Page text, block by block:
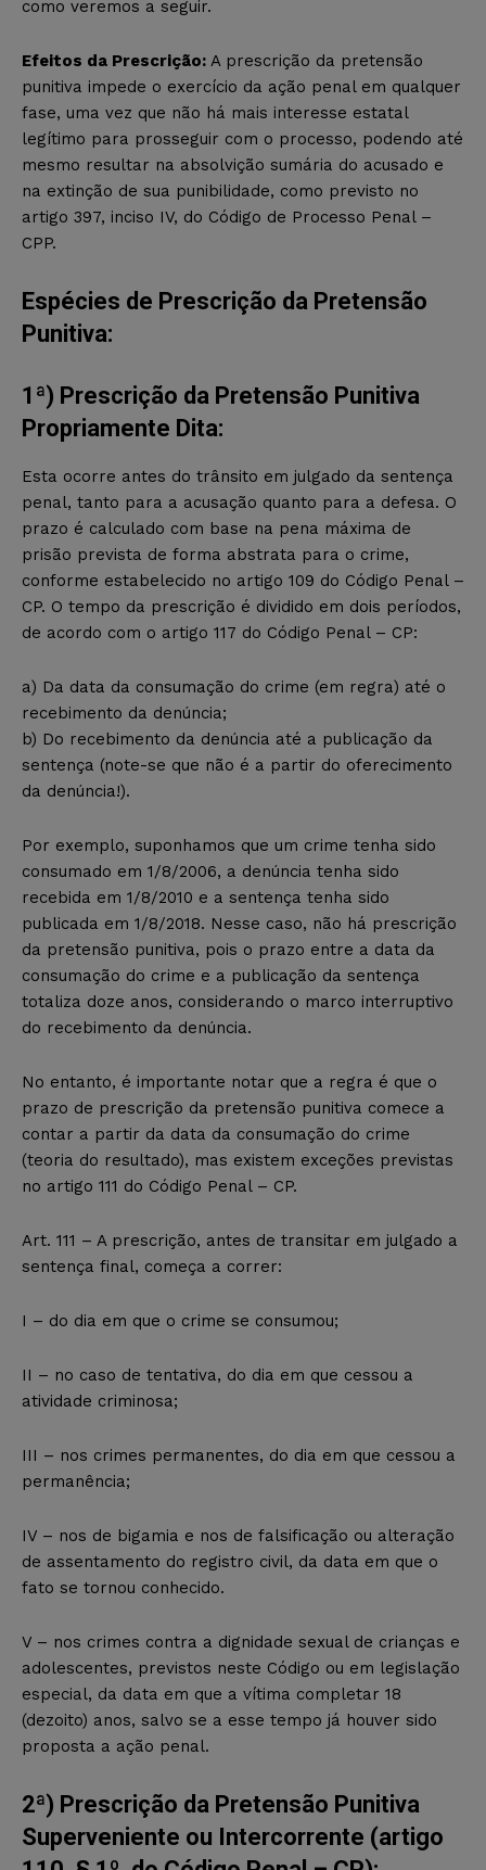
como veremos a seguir.
Efeitos da Prescrição: A prescrição da pretensão
punitiva impede o exercício da ação penal em qualquer
fase, uma vez que não há mais interesse estatal
legítimo para prosseguir com o processo, podendo até
mesmo resultar na absolvição sumária do acusado e
na extinção de sua punibilidade, como previsto no
artigo 397, inciso IV, do Código de Processo Penal –
CPP.
Espécies de Prescrição da Pretensão
Punitiva:
1ª) Prescrição da Pretensão Punitiva
Propriamente Dita:
Esta ocorre antes do trânsito em julgado da sentença
penal, tanto para a acusação quanto para a defesa. O
prazo é calculado com base na pena máxima de
prisão prevista de forma abstrata para o crime,
conforme estabelecido no artigo 109 do Código Penal –
CP. O tempo da prescrição é dividido em dois períodos,
de acordo com o artigo 117 do Código Penal – CP:
a) Da data da consumação do crime (em regra) até o
recebimento da denúncia;
b) Do recebimento da denúncia até a publicação da
sentença (note-se que não é a partir do oferecimento
da denúncia!).
Por exemplo, suponhamos que um crime tenha sido
consumado em 1/8/2006, a denúncia tenha sido
recebida em 1/8/2010 e a sentença tenha sido
publicada em 1/8/2018. Nesse caso, não há prescrição
da pretensão punitiva, pois o prazo entre a data da
consumação do crime e a publicação da sentença
totaliza doze anos, considerando o marco interruptivo
do recebimento da denúncia.
No entanto, é importante notar que a regra é que o
prazo de prescrição da pretensão punitiva comece a
contar a partir da data da consumação do crime
(teoria do resultado), mas existem exceções previstas
no artigo 111 do Código Penal – CP.
Art. 111 – A prescrição, antes de transitar em julgado a
sentença final, começa a correr:
I – do dia em que o crime se consumou;
II – no caso de tentativa, do dia em que cessou a
atividade criminosa;
III – nos crimes permanentes, do dia em que cessou a
permanência;
IV – nos de bigamia e nos de falsificação ou alteração
de assentamento do registro civil, da data em que o
fato se tornou conhecido.
V – nos crimes contra a dignidade sexual de crianças e
adolescentes, previstos neste Código ou em legislação
especial, da data em que a vítima completar 18
(dezoito) anos, salvo se a esse tempo já houver sido
proposta a ação penal.
2ª) Prescrição da Pretensão Punitiva
Superveniente ou Intercorrente (artigo